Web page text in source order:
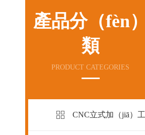
產品分（fèn）
類
PRODUCT CATEGORIES
CNC立式加（jiā）工